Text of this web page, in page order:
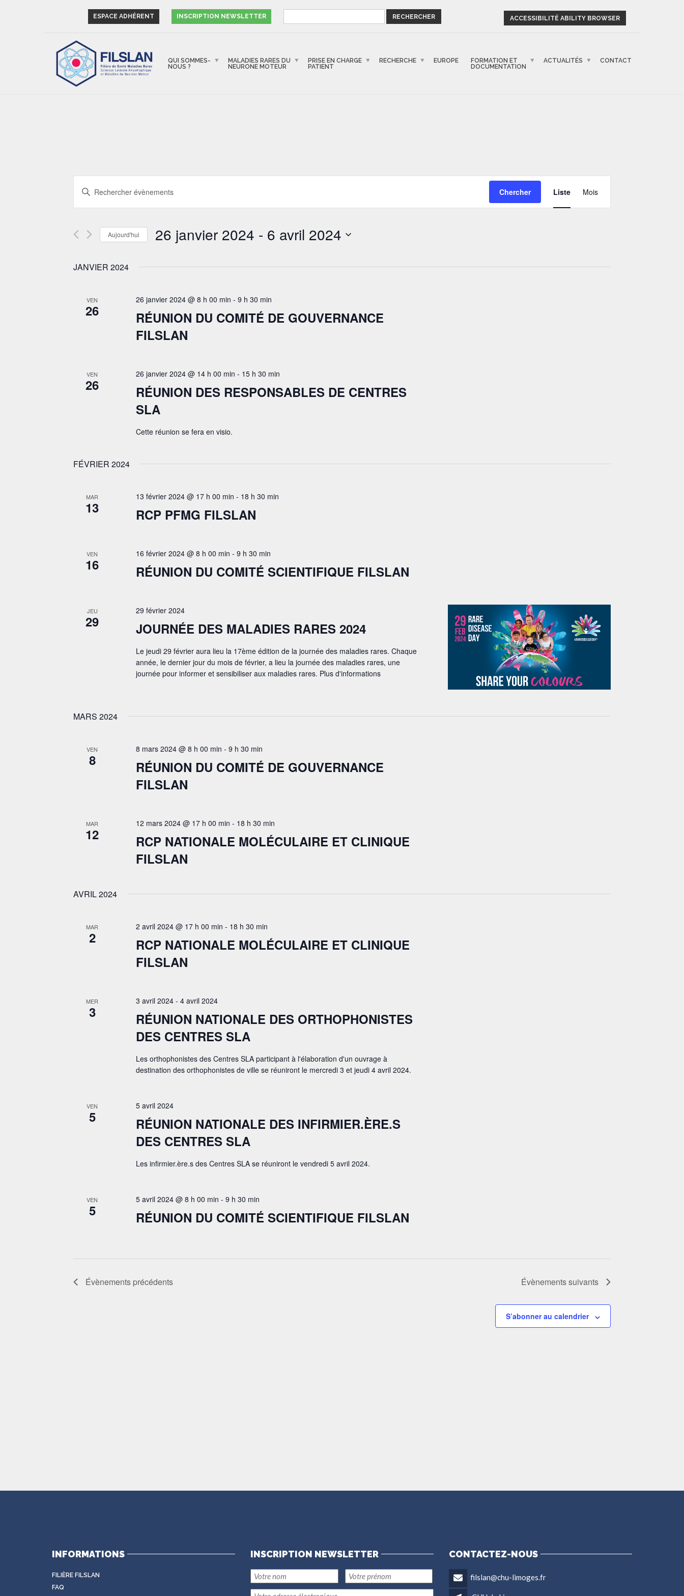
ESPACE ADHÉRENT INSCRIPTION NEWSLETTER ACCESSIBILITÉ ABILITY BROWSER
QUI SOMMES-
NOUS ?
MALADIES RARES DU
NEURONE MOTEUR
PRISE EN CHARGE
PATIENT
RECHERCHE EUROPE
FORMATION ET
DOCUMENTATION
ACTUALITÉS CONTACT
ET
NAVIGATION
DE
VUES
Saisir
mot-
clé.
Évènements
clé.
Chercher
DE
VUES
Liste Mois
Aujourd'hui 26 janvier 2024 - 6 avril 2024
JANVIER 2024
VEN
26
26 janvier 2024 @ 8 h 00 min - 9 h 30 min
RÉUNION DU COMITÉ DE GOUVERNANCE
FILSLAN
VEN
26
26 janvier 2024 @ 14 h 00 min - 15 h 30 min
RÉUNION DES RESPONSABLES DE CENTRES
SLA
Cette réunion se fera en visio.
FÉVRIER 2024
MAR
13
13 février 2024 @ 17 h 00 min - 18 h 30 min
RCP PFMG FILSLAN
VEN
16
16 février 2024 @ 8 h 00 min - 9 h 30 min
RÉUNION DU COMITÉ SCIENTIFIQUE FILSLAN
JEU
29
29 février 2024
JOURNÉE DES MALADIES RARES 2024
Le jeudi 29 février aura lieu la 17ème édition de la journée des maladies rares. Chaque
année, le dernier jour du mois de février, a lieu la journée des maladies rares, une
journée pour informer et sensibiliser aux maladies rares. Plus d'informations
MARS 2024
VEN
8
8 mars 2024 @ 8 h 00 min - 9 h 30 min
RÉUNION DU COMITÉ DE GOUVERNANCE
FILSLAN
MAR
12
12 mars 2024 @ 17 h 00 min - 18 h 30 min
RCP NATIONALE MOLÉCULAIRE ET CLINIQUE
FILSLAN
AVRIL 2024
MAR
2
2 avril 2024 @ 17 h 00 min - 18 h 30 min
RCP NATIONALE MOLÉCULAIRE ET CLINIQUE
FILSLAN
MER
3
3 avril 2024- 4 avril 2024
RÉUNION NATIONALE DES ORTHOPHONISTES
DES CENTRES SLA
Les orthophonistes des Centres SLA participant à l'élaboration d'un ouvrage à
destination des orthophonistes de ville se réuniront le mercredi 3 et jeudi 4 avril 2024.
VEN
5
5 avril 2024
RÉUNION NATIONALE DES INFIRMIER.ÈRE.S
DES CENTRES SLA
Les infirmier.ère.s des Centres SLA se réuniront le vendredi 5 avril 2024.
VEN
5
5 avril 2024 @ 8 h 00 min - 9 h 30 min
RÉUNION DU COMITÉ SCIENTIFIQUE FILSLAN
Évènements précédents Évènementssuivants
S’abonner au calendrier
INFORMATIONS
FILIÈRE FILSLAN
FAQ
INSCRIPTION NEWSLETTER CONTACTEZ-NOUS
filslan@chu-limoges.fr